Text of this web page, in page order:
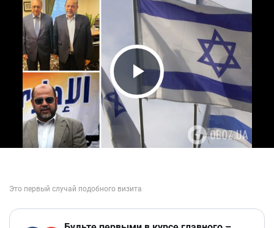
Play Video